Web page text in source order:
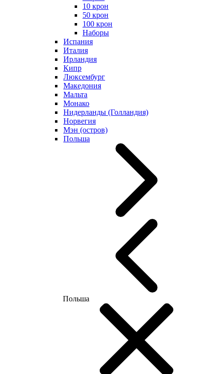
10 крон
50 крон
100 крон
Наборы
Испания
Италия
Ирландия
Кипр
Люксембург
Македония
Мальта
Монако
Нидерланды (Голландия)
Норвегия
Мэн (остров)
Польша
Польша